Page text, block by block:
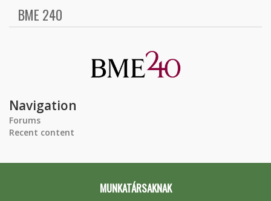
BME 240
Navigation
Forums
Recent content
MUNKATÁRSAKNAK